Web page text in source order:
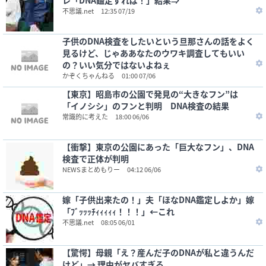
不思議.net 12:35 07/19
子供のDNA検査をしたいという旦那さんの話をよく
見るけど、じゃああなたのウワキ調査してもいい
の？いい気分ではないよねぇ
かぞくちゃんねる 01:00 07/06
【東京】昭島市の公園で発見の“大きなフン”は
「イノシシ」のフンと判明 DNA検査の結果
常識的に考えた 18:00 06/06
【衝撃】東京の公園にあった「巨大なフン」、DNA
検査で正体が判明
NEWSまとめもりー 04:12 06/06
嫁「子供出来たの！」夫「ほなDNA鑑定しよか」嫁
「ﾌﾞｯｯｯﾁｨｨｨｨｨ！！！」←これ
不思議.net 08:05 06/01
【驚愕】母親「え？産んだ子のDNAが私と違うんだ